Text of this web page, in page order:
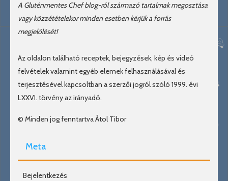
A Gluténmentes Chef blog-ról származó tartalmak megosztása
vagy közzétételekor minden esetben kérjük a forrás
megjelölését!
Az oldalon található receptek, bejegyzések, kép és videó
felvételek valamint egyéb elemek felhasználásával és
terjesztésével kapcsoltban a szerzői jogról szóló 1999. évi
LXXVI. törvény az irányadó.
© Minden jog fenntartva Átol Tibor
Meta
Bejelentkezés